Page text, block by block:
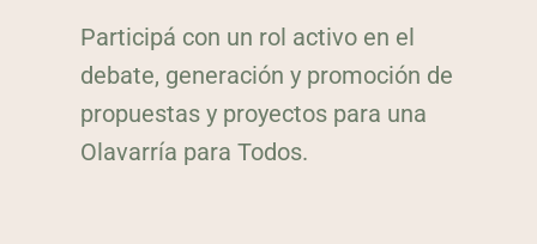
Participá con un rol activo en el
debate, generación y promoción de
propuestas y proyectos para una
Olavarría para Todos.